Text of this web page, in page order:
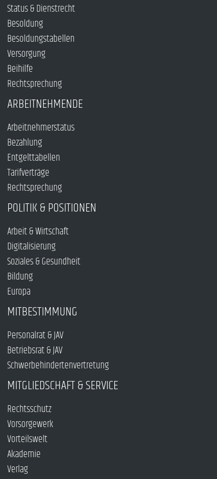
Status & Dienstrecht
Besoldung
Besoldungstabellen
Versorgung
Beihilfe
Rechtsprechung
ARBEITNEHMENDE
Arbeitnehmerstatus
Bezahlung
Entgelttabellen
Tarifverträge
Rechtsprechung
POLITIK & POSITIONEN
Arbeit & Wirtschaft
Digitalisierung
Soziales & Gesundheit
Bildung
Europa
MITBESTIMMUNG
Personalrat & JAV
Betriebsrat & JAV
Schwerbehindertenvertretung
MITGLIEDSCHAFT & SERVICE
Rechtsschutz
Vorsorgewerk
Vorteilswelt
Akademie
Verlag